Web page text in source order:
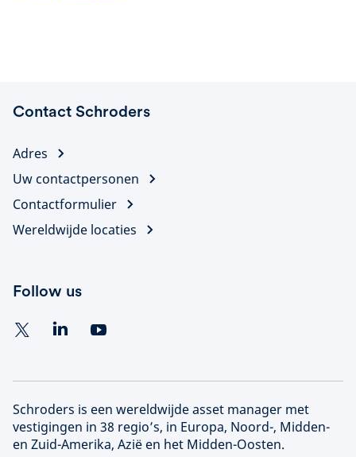
Contact Schroders
Adres
Uw contactpersonen
Contactformulier
Wereldwijde locaties
Follow us
Schroders is een wereldwijde asset manager met
vestigingen in 38 regio’s, in Europa, Noord-, Midden-
en Zuid-Amerika, Azië en het Midden-Oosten.